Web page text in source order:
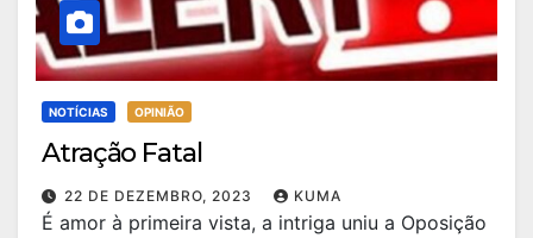
NOTÍCIAS OPINIÃO
Atração Fatal
22 DE DEZEMBRO, 2023 KUMA
É amor à primeira vista, a intriga uniu a Oposição